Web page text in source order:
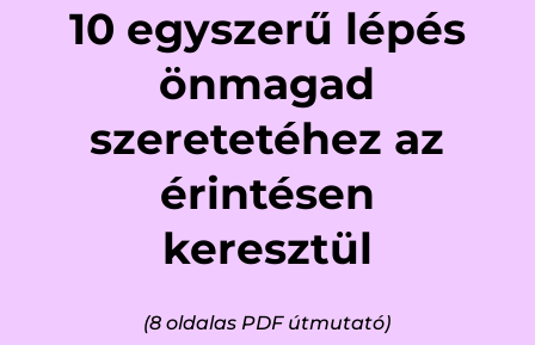
10 egyszerű lépés
önmagad
szeretetéhez az
érintésen
keresztül
(8 oldalas PDF útmutató)